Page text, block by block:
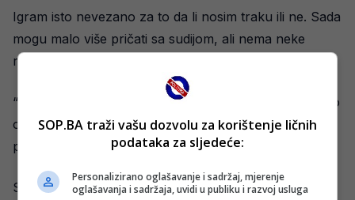
Igram isto nevezano za to da li nosim traku ili ne. Sada
mogu malo više pričati sa sudijom, ali nema neke
razlike u mojoj igri“, kazao je Ampadu i dodao:
“Pričamo samo o Bosni i Hercegovini. Ako ne uradimo
ovo dobro onda nema naredne utakmice. Moramo
proći dalje.
Selektor je isti otkako je došao ovdje. Veoma je
SOP.BA traži vašu dozvolu za korištenje ličnih
podataka za sljedeće:
Personalizirano oglašavanje i sadržaj, mjerenje
oglašavanja i sadržaja, uvidi u publiku i razvoj usluga